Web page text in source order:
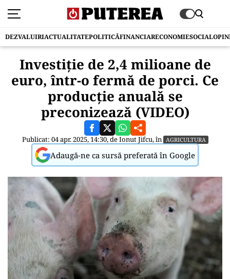
DEZVALUIRIACTUALITATEPOLITICĂFINANCIARECONOMIESOCIAL
Investiţie de 2,4 milioane de
euro, într-o fermă de porci. Ce
producţie anuală se
preconizează (VIDEO)
Publicat: 04 apr. 2025, 14:30, deIonut Jifcu, în AGRICULTURA
Adaugă-ne ca sursă preferată în Google